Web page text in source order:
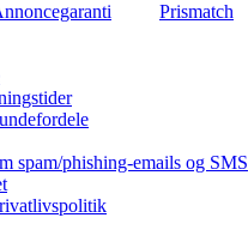
Prismatch
spam/phishing-emails og SMS